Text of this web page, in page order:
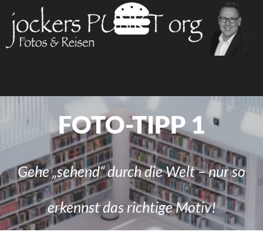
Gehe „sehend“ durch die Welt – nur so
erkennst das richtige Motiv!
‍Das Auge entscheidet…